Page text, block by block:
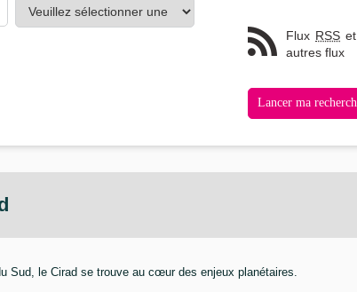
Flux RSS et
autres flux
Sud, le Cirad se trouve au cœur des enjeux planétaires.